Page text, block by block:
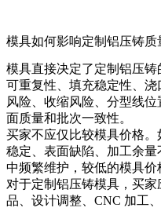
模具如何影响定制铝压铸质
模具直接决定了定制铝压
可重复性、填充稳定性、
风险、收缩风险、分型线
面质量和批次一致性。
买家不应仅比较模具价格
稳定、表面缺陷、加工余
中频繁维护，较低的模具价
对于定制铝压铸模具 ，买
品、设计调整、CNC 加工